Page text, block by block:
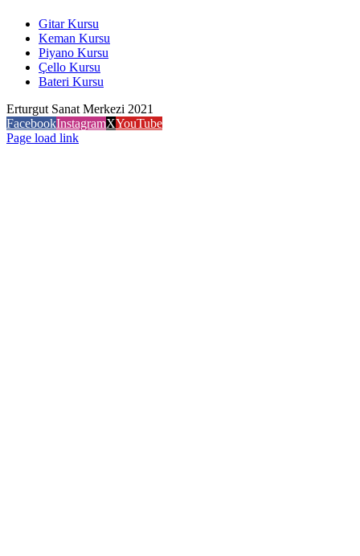
Gitar Kursu
Keman Kursu
Piyano Kursu
Çello Kursu
Bateri Kursu
Erturgut Sanat Merkezi 2021
FacebookInstagramXYouTube
Page load link